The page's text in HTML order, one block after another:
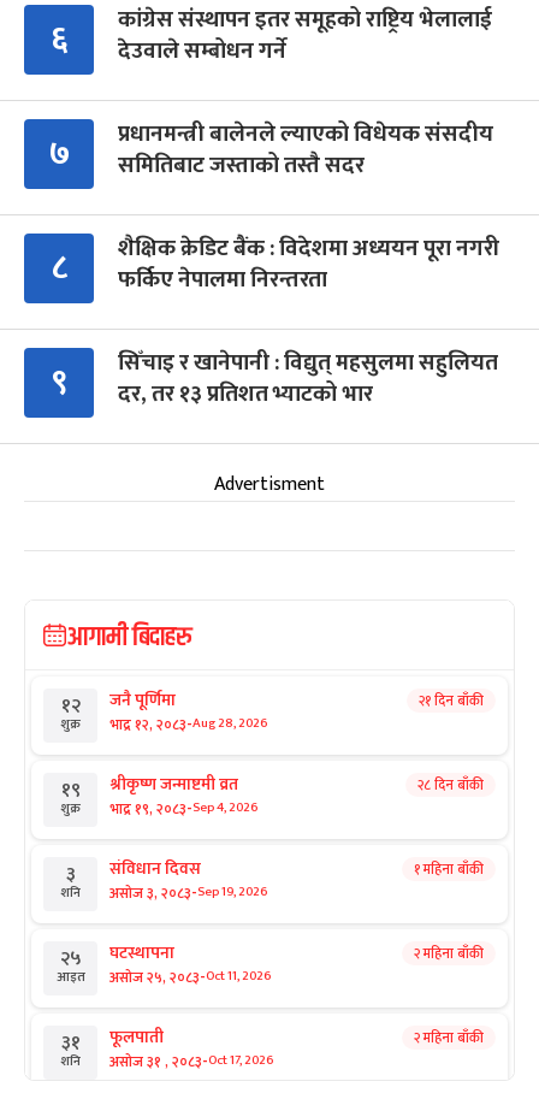
६
कांग्रेस संस्थापन इतर समूहको राष्ट्रिय भेलालाई
देउवाले सम्बोधन गर्ने
७
प्रधानमन्त्री बालेनले ल्याएको विधेयक संसदीय
समितिबाट जस्ताको तस्तै सदर
८
शैक्षिक क्रेडिट बैंक : विदेशमा अध्ययन पूरा नगरी
फर्किए नेपालमा निरन्तरता
९
सिँचाइ र खानेपानी : विद्युत् महसुलमा सहुलियत
दर, तर १३ प्रतिशत भ्याटको भार
Advertisment
आगामी बिदाहरु
१२
शुक्र
जनै पूर्णिमा
भाद्र १२, २०८३-Aug 28, 2026
२१ दिन बाँकी
१९
शुक्र
श्रीकृष्ण जन्माष्टमी व्रत
भाद्र १९, २०८३-Sep 4, 2026
२८ दिन बाँकी
३
शनि
संविधान दिवस
असोज ३, २०८३-Sep 19, 2026
१ महिना बाँकी
२५
आइत
घटस्थापना
असोज २५, २०८३-Oct 11, 2026
२ महिना बाँकी
३१
शनि
फूलपाती
असोज ३१ , २०८३-Oct 17, 2026
२ महिना बाँकी